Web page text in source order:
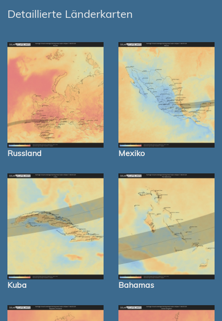
Detaillierte Länderkarten
Russland Mexiko
Kuba Bahamas